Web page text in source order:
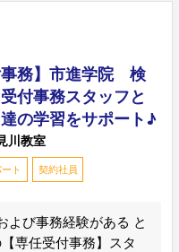
事務】市進学院 検
付事務スタッフと
の学習をサポート♪
川教室
ト 契約社員
よび事務経験がある と
専任受付事務】スタ